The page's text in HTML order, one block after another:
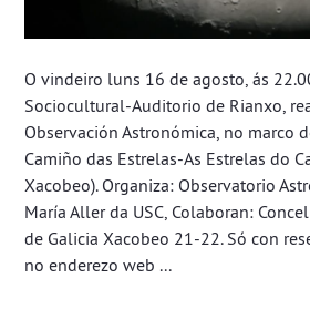
O vindeiro luns 16 de agosto, ás
Sociocultural-Auditorio de Rianxo,
Observación Astronómica, no marco
Camiño das Estrelas-As Estrelas do
Xacobeo). Organiza: Observatorio
María Aller da USC, Colaboran:
de Galicia Xacobeo 21-22. Só con
no enderezo web ...